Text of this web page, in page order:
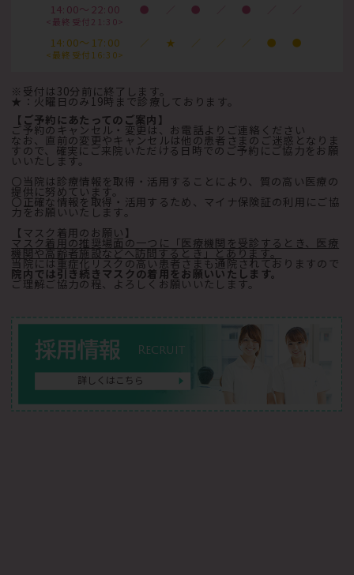
14:00～22:00
<最終受付21:30>
● ● ●
14:00～17:00
<最終受付16:30>
★ ● ●
※受付は30分前に終了します。
★：火曜日のみ19時まで診療しております。
【ご予約にあたってのご案内】
ご予約のキャンセル・変更は、お電話よりご連絡ください
なお、直前の変更やキャンセルは他の患者さまのご迷惑となりま
すので、確実にご来院いただける日時でのご予約にご協力をお願
いいたします。
〇当院は診療情報を取得・活用することにより、質の高い医療の
提供に努めています。
〇正確な情報を取得・活用するため、マイナ保険証の利用にご協
力をお願いいたします。
【マスク着用のお願い】
マスク着用の推奨場面の一つに「医療機関を受診するとき、医療
機関や高齢者施設などへ訪問するとき」とあります。
当院には重症化リスクの高い患者さまも通院されておりますので
院内では引き続きマスクの着用をお願いいたします。
ご理解ご協力の程、よろしくお願いいたします。
採用情報 Recruit
詳しくはこちら